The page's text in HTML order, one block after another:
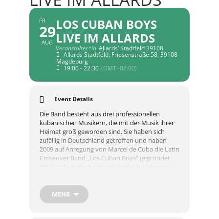
FR
29
AUG
LOS CUBAN BOYS
LIVE IM ALLARDS
Veranstalter*in Allards‘ Stadtfeld 39108
Allards Stadtfeld, Friesenstraße.58, 39108
Magdeburg
19:00 - 22:30 (GMT+02:00)
Event Details
Die Band besteht aus drei professionellen
kubanischen Musikern, die mit der Musik ihrer
Heimat groß geworden sind. Sie haben sich
zufällig in Deutschland getroffen und haben
2009 auf Anregung von Marcel de Cuba die Latin
Crossover Band „Los Cuban Boys“ gegründet.
Publikum immer wieder
begeisterten, bekannt. Heiße Rhythmen und
karibische Melodien sind das Markenzeichen
MEHR